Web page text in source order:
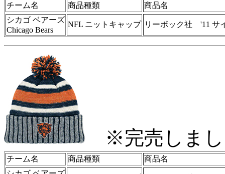
チーム名 商品種類
商品名
シカゴ ベアーズ
Chicago Bears
NFL ニットキャップ リーボック社 '11 サ
※完売しま
チーム名 商品種類
商品名